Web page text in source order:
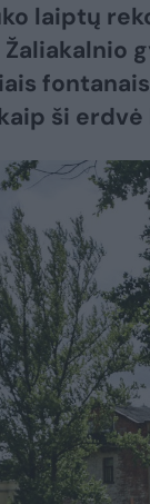
laiptų
ši